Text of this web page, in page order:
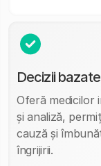
Decizii
Oferă medicilor
și analiză,
cauză și
îngrijirii.